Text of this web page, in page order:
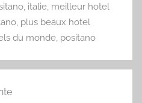
, italie, meilleur hotel
, plus beaux hotel
du monde, positano